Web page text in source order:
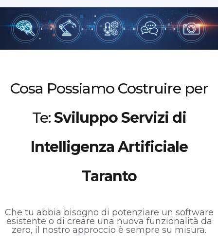
Cosa Possiamo Costruire per
Te:Sviluppo Servizi di
Intelligenza Artificiale
Taranto
Che tu abbia bisogno di potenziare un software
esistente o di creare una nuova funzionalità da
zero, il nostro approccio è sempre su misura.